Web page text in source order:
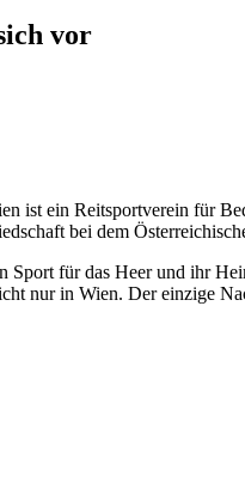
vor
ist ein Reitsportverein für
bei dem
Sport für das Heer und ihr
nur in Wien. Der einzige